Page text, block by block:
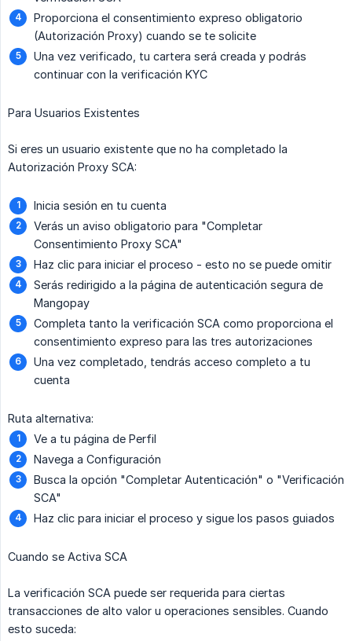
Proporciona el consentimiento expreso obligatorio
(Autorización Proxy) cuando se te solicite
Una vez verificado, tu cartera será creada y podrás
continuar con la verificación KYC
Para Usuarios Existentes
Si eres un usuario existente que no ha completado la
Autorización Proxy SCA:
Inicia sesión en tu cuenta
Verás un aviso obligatorio para "Completar
Consentimiento Proxy SCA"
Haz clic para iniciar el proceso - esto no se puede omitir
Serás redirigido a la página de autenticación segura de
Mangopay
Completa tanto la verificación SCA como proporciona el
consentimiento expreso para las tres autorizaciones
Una vez completado, tendrás acceso completo a tu
cuenta
Ruta alternativa:
Ve a tu página de Perfil
Navega a Configuración
Busca la opción "Completar Autenticación" o "Verificación
SCA"
Haz clic para iniciar el proceso y sigue los pasos guiados
Cuando se Activa SCA
La verificación SCA puede ser requerida para ciertas
transacciones de alto valor u operaciones sensibles. Cuando
esto suceda: